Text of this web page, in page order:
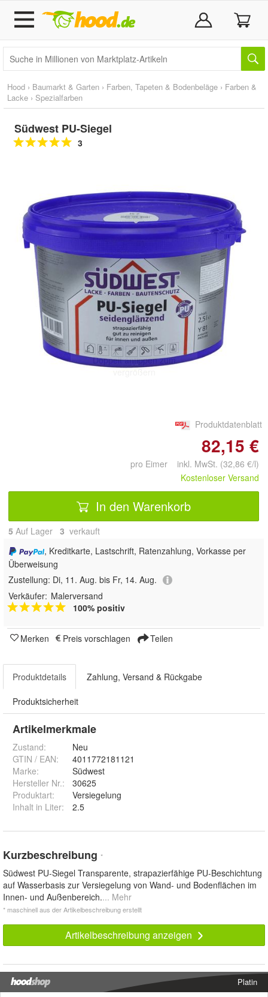
Hood › Baumarkt & Garten › Farben, Tapeten & Bodenbeläge › Farben &
Lacke › Spezialfarben
Südwest PU-Siegel
3
Doppelt antippen zum
vergrößern
Produktdatenblatt
82,15 €
pro Eimer inkl. MwSt. (32,86 €/l)
Kostenloser Versand
In den Warenkorb
5 Auf Lager 3 verkauft
, Kreditkarte, Lastschrift, Ratenzahlung, Vorkasse per
Überweisung
Zustellung: Di, 11. Aug. bis Fr, 14. Aug.
Verkäufer: Malerversand
100% positiv
Merken Preis vorschlagen Teilen
Produktdetails Zahlung, Versand & Rückgabe
Produktsicherheit
Artikelmerkmale
Zustand:
Neu
GTIN / EAN:
4011772181121
Marke:
Südwest
Hersteller Nr.:
30625
Produktart:
Versiegelung
Inhalt in Liter: 2.5
Kurzbeschreibung *
Südwest PU-Siegel Transparente, strapazierfähige PU-Beschichtung
auf Wasserbasis zur Versiegelung von Wand- und Bodenflächen im
Innen- und Außenbereich.... Mehr
* maschinell aus der Artikelbeschreibung erstellt
Artikelbeschreibung anzeigen
Platin